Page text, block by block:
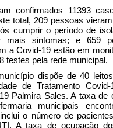
confirmados 11393
total, 209 pessoas
cumprir o período de
mais sintomas; e 659
a Covid-19 estão em
testes pela rede municipal.
dispõe de 40
de Tratamento
Palmira Sales. A taxa de
municipais
o número de
A taxa de ocupação